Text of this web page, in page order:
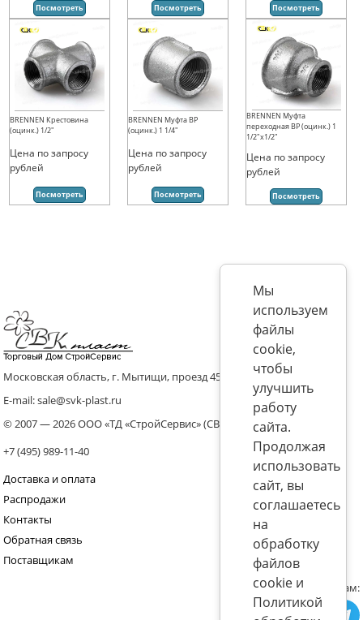
Посмотреть Посмотреть Посмотреть
BRENNEN Крестовина
(оцинк.) 1/2"
Цена по запросу
рублей
Посмотреть
BRENNEN Муфта ВР
(оцинк.) 1 1/4"
Цена по запросу
рублей
Посмотреть
BRENNEN Муфта
переходная ВР (оцинк.) 1
1/2"х1/2"
Цена по запросу
рублей
Посмотреть
Московская область, г. Мытищи, проезд 4536 владение 8, стр.10
E-mail: sale@svk-plast.ru
© 2007 — 2026 ООО «ТД «СтройСервис» (СВК)
+7 (495) 989-11-40
Доставка и оплата
Распродажи
Контакты
Обратная связь
Поставщикам
Присоединяйтесь к нам:
Мы
используем
файлы
cookie,
чтобы
улучшить
работу
сайта.
Продолжая
использовать
сайт, вы
соглашаетесь
на
обработку
файлов
cookie и
Политикой